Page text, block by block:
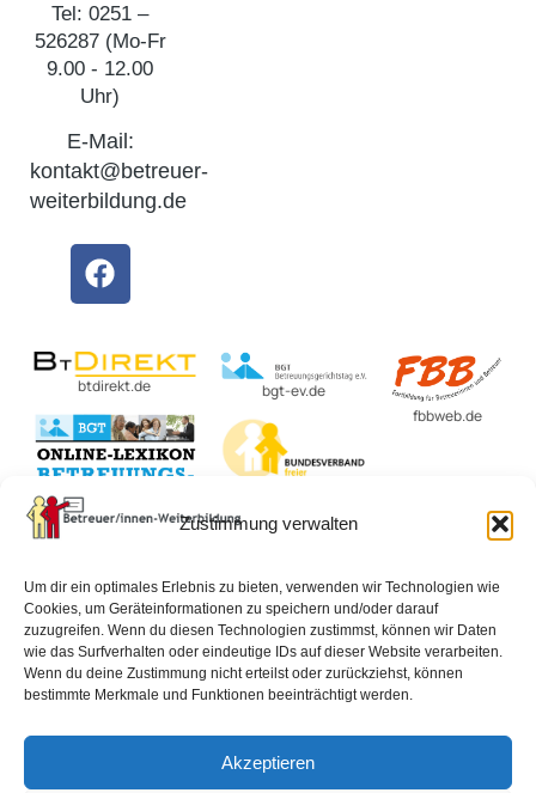
Zustimmung verwalten
Um dir ein optimales Erlebnis zu bieten, verwenden wir Technologien wie
Cookies, um Geräteinformationen zu speichern und/oder darauf
zuzugreifen. Wenn du diesen Technologien zustimmst, können wir Daten
wie das Surfverhalten oder eindeutige IDs auf dieser Website verarbeiten.
Wenn du deine Zustimmung nicht erteilst oder zurückziehst, können
bestimmte Merkmale und Funktionen beeinträchtigt werden.
Akzeptieren
Tel: 0251 –
526287 (Mo-Fr
9.00 - 12.00
Uhr)
E-Mail:
kontakt@betreuer-
weiterbildung.de
btdirekt.de
lexikon-
betreuungsrecht.de
bgt-ev.de
fbbweb.de
Impressum Datenschutzerklärung AGB
Cookie-Richtlinie (EU)